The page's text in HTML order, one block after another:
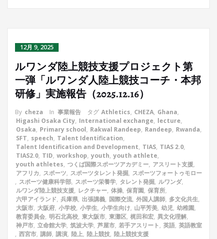
12月 9, 2025
ルワンダ陸上競技支援プロジェクト第
一弾「ルワンダ人陸上競技コーチ・本邦
研修」実施報告（2025.12.16）
By cheza In 事業報告 タグ Athletics, CHEZA, Ghana,
Higashi Osaka City, International exchange, lecture,
Osaka, Primary school, Rakwal Randeep, Randeep, Rwanda,
SFT, speech, Talent Identification,
Talent Identification and Development, TIAS, TIAS 2.0,
TIAS2.0, TID, workshop, youth, youth athlete,
youth athletes, つくば国際スポーツアカデミー, アスリート支援,
アフリカ, スポーツ, スポーツタレント発掘, スポーツフォートゥモロー
, スポーツ健康科学部, スポーツ栄養学, タレント発掘, ルワンダ,
ルワンダ陸上競技支援, レクチャー, 体操, 保育園, 保育所,
六甲アイランド, 兵庫県, 出張講義, 国際交流, 外国人講師, 多文化共生,
大阪市, 大阪府, 小学校, 小学生, 小学生向け, 山平芳美, 幼児, 幼稚園,
教育委員会, 明石北高校, 東大阪市, 東灘区, 梶田和宏, 異文化理解,
神戸市, 立命館大学, 筑波大学, 芦屋市, 若手アスリート, 英語, 英語教室
, 西宮市, 講師, 講演, 陸上, 陸上競技, 陸上競技支援